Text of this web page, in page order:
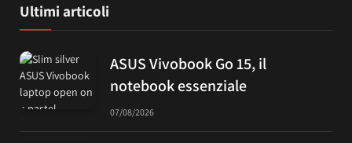
Ultimi articoli
ASUS Vivobook Go 15, il
notebook essenziale
07/08/2026